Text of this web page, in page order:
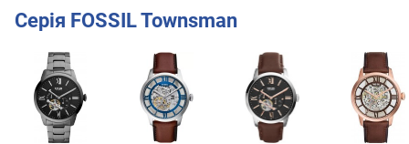
Серія FOSSIL Townsman